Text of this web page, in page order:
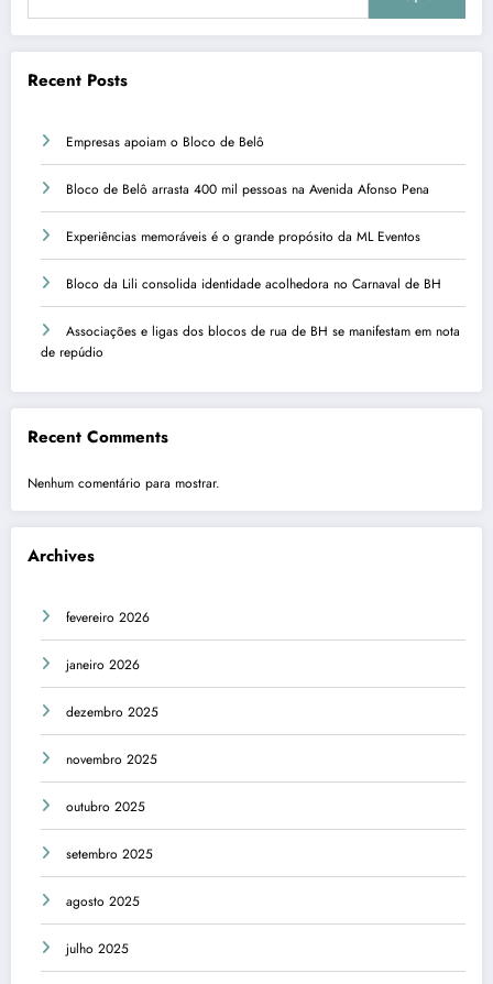
Recent Posts
Empresas apoiam o Bloco de Belô
Bloco de Belô arrasta 400 mil pessoas na Avenida Afonso Pena
Experiências memoráveis é o grande propósito da ML Eventos
Bloco da Lili consolida identidade acolhedora no Carnaval de BH
Associações e ligas dos blocos de rua de BH se manifestam em nota
de repúdio
Recent Comments
Nenhum comentário para mostrar.
Archives
fevereiro 2026
janeiro 2026
dezembro 2025
novembro 2025
outubro 2025
setembro 2025
agosto 2025
julho 2025